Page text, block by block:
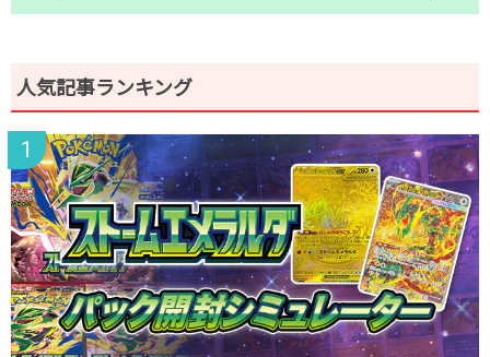
人気記事ランキング